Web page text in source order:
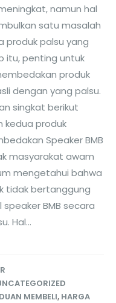
namun hal
satu masalah
produk palsu yang
itu, penting untuk
produk
dengan yang palsu.
singkat berikut
kedua produk
Speaker BMB
masyarakat awam
mengetahui bahwa
tidak bertanggung
BMB secara
Hal...
MEMBELI, HARGA